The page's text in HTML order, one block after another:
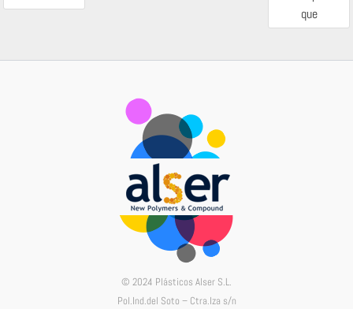
que
© 2024 Plásticos Alser S.L.
Pol.Ind.del Soto – Ctra.Iza s/n